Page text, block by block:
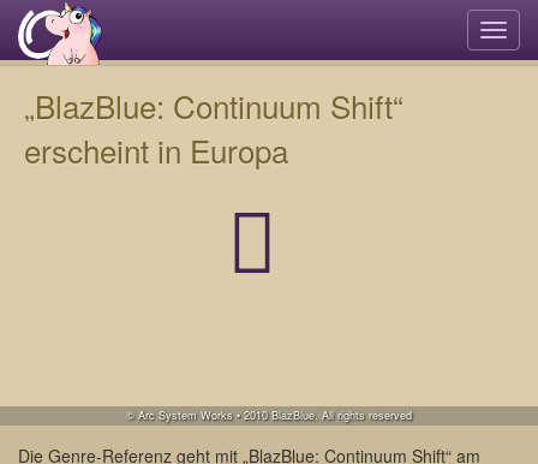
„BlazBlue: Continuum Shift“
erscheint in Europa
© Arc System Works • 2010 BlazBlue. All rights reserved
Die Genre-Referenz geht mit „BlazBlue: Continuum Shift“ am